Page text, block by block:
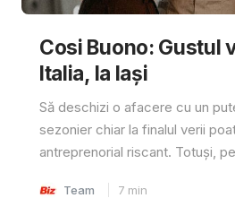
Cosi Buono: Gustul
Italia, la Iași
Să deschizi o afacere cu un
sezonier chiar la finalul verii
antreprenorial riscant. Totuși,
Team 7 min